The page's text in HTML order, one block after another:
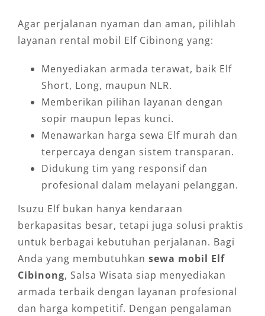
Agar perjalanan nyaman dan aman, pilihlah
layanan rental mobil Elf Cibinong yang:
Menyediakan armada terawat, baik Elf
Short, Long, maupun NLR.
Memberikan pilihan layanan dengan
sopir maupun lepas kunci.
Menawarkan harga sewa Elf murah dan
terpercaya dengan sistem transparan.
Didukung tim yang responsif dan
profesional dalam melayani pelanggan.
Isuzu Elf bukan hanya kendaraan
berkapasitas besar, tetapi juga solusi praktis
untuk berbagai kebutuhan perjalanan. Bagi
Anda yang membutuhkan sewa mobil Elf
Cibinong, Salsa Wisata siap menyediakan
armada terbaik dengan layanan profesional
dan harga kompetitif. Dengan pengalaman